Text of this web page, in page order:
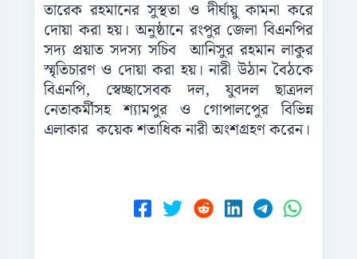
তারেক রহমানের সুস্থতা ও দীর্ঘায়ু কামনা করে
দোয়া করা হয়। অনুষ্ঠানে রংপুর জেলা বিএনপির
সদ্য প্রয়াত সদস্য সচিব আনিসুর রহমান লাকুর
স্মৃতিচারণ ও দোয়া করা হয়। নারী উঠান বৈঠকে
বিএনপি, স্বেচ্ছাসেবক দল, যুবদল ছাত্রদল
নেতাকর্মীসহ শ্যামপুর ও গোপালপুের বিভিন্ন
এলাকার কয়েক শতাধিক নারী অংশগ্রহণ করেন।